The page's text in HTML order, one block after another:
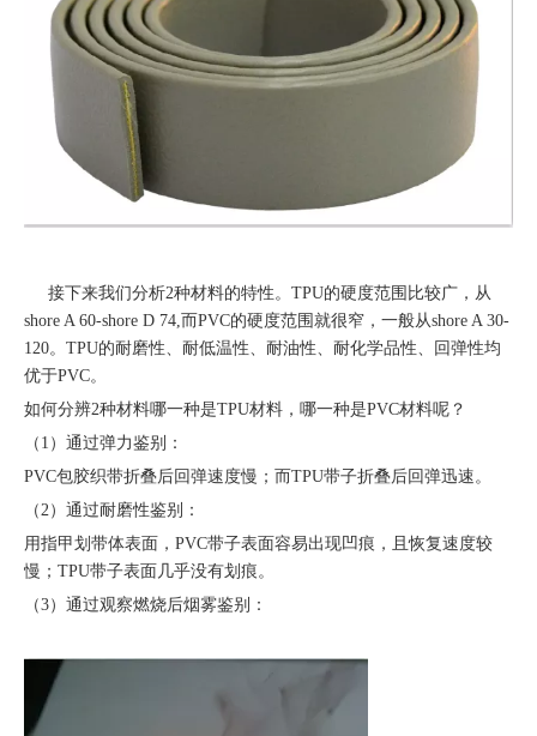
接下来我们分析2种材料的特性。TPU的硬度范围比较广，从
shore A 60-shore D 74,而PVC的硬度范围就很窄，一般从shore A 30-
120。TPU的耐磨性、耐低温性、耐油性、耐化学品性、回弹性均
优于PVC。
如何分辨2种材料哪一种是TPU材料，哪一种是PVC材料呢？
（1）通过弹力鉴别：
PVC包胶织带折叠后回弹速度慢；而TPU带子折叠后回弹迅速。
（2）通过耐磨性鉴别：
用指甲划带体表面，PVC带子表面容易出现凹痕，且恢复速度较
慢；TPU带子表面几乎没有划痕。
（3）通过观察燃烧后烟雾鉴别：